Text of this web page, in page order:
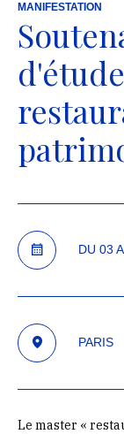
MANIFESTATION
DU 03
PARIS
Le master «